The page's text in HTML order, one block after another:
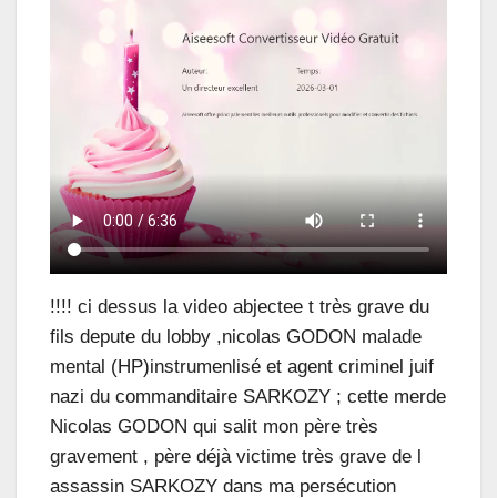
!!!! ci dessus la video abjectee t très grave du
fils depute du lobby ,nicolas GODON malade
mental (HP)instrumenlisé et agent criminel juif
nazi du commanditaire SARKOZY ; cette merde
Nicolas GODON qui salit mon père très
gravement , père déjà victime très grave de l
assassin SARKOZY dans ma persécution